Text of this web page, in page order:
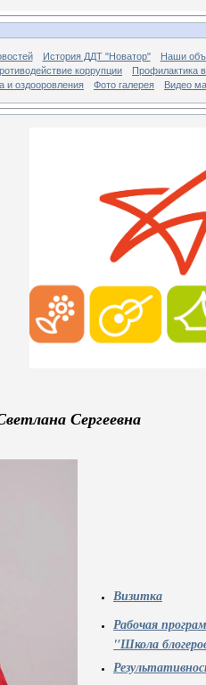
История ДДТ "Новатор"
Наши
коррупции
Профилактика
и оздооровления Фото галерея Видео
Сергеевна
Визитка
Рабочая
"Школа